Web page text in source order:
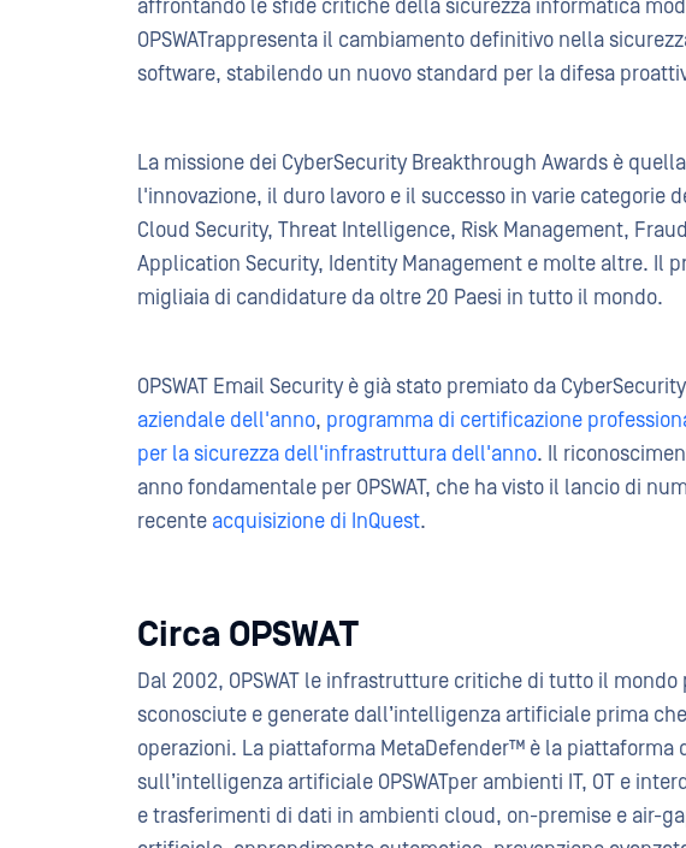
affrontando le sfide critiche della sicurezza informatica
OPSWATrappresenta il cambiamento definitivo nella
software, stabilendo un nuovo standard per la difesa
La missione dei CyberSecurity Breakthrough Awards è
l'innovazione, il duro lavoro e il successo in varie categorie
Cloud Security, Threat Intelligence, Risk Management,
Application Security, Identity Management e molte altre. Il
migliaia di candidature da oltre 20 Paesi in tutto il mondo.
OPSWAT Email Security è già stato premiato da
aziendale dell'anno, programma di certificazione
per la sicurezza dell'infrastruttura dell'anno. Il
anno fondamentale per OPSWAT, che ha visto il lancio di
recente acquisizione di InQuest.
Circa OPSWAT
Dal 2002, OPSWAT le infrastrutture critiche di tutto il
sconosciute e generate dall’intelligenza artificiale prima
operazioni. La piattaforma MetaDefender™ è la piattaforma
sull’intelligenza artificiale OPSWATper ambienti IT, OT e
e trasferimenti di dati in ambienti cloud, on-premise e air-